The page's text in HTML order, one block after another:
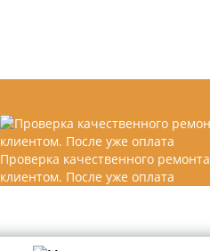
Проверка качественного ремонта
клиентом. После уже оплата